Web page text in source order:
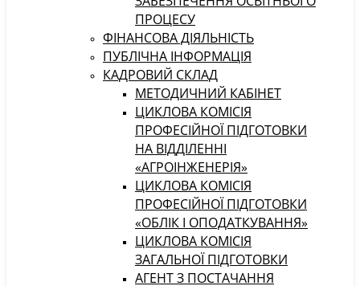
ПРОЦЕСУ
ФІНАНСОВА ДІЯЛЬНІСТЬ
ПУБЛІЧНА ІНФОРМАЦІЯ
КАДРОВИЙ СКЛАД
МЕТОДИЧНИЙ КАБІНЕТ
ЦИКЛОВА КОМІСІЯ
ПРОФЕСІЙНОЇ ПІДГОТОВКИ
НА ВІДДІЛЕННІ
«АГРОІНЖЕНЕРІЯ»
ЦИКЛОВА КОМІСІЯ
ПРОФЕСІЙНОЇ ПІДГОТОВКИ
«ОБЛІК І ОПОДАТКУВАННЯ»
ЦИКЛОВА КОМІСІЯ
ЗАГАЛЬНОЇ ПІДГОТОВКИ
АГЕНТ З ПОСТАЧАННЯ